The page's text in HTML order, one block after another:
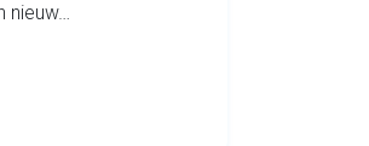
nieuw…